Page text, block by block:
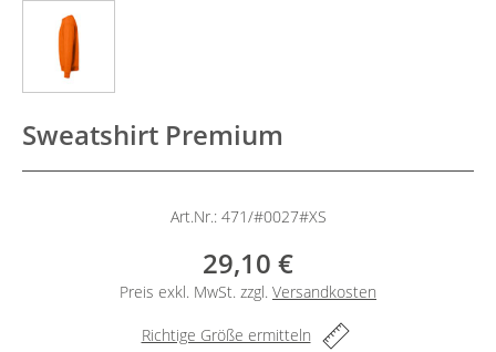
Sweatshirt Premium
Art.Nr.: 471/#0027#XS
29,10 €
Preis exkl. MwSt. zzgl. Versandkosten
Richtige Größe ermitteln